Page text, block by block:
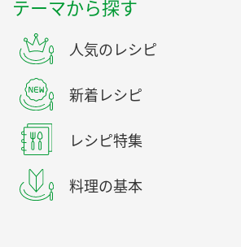
テーマから探す
人気のレシピ
新着レシピ
レシピ特集
料理の基本